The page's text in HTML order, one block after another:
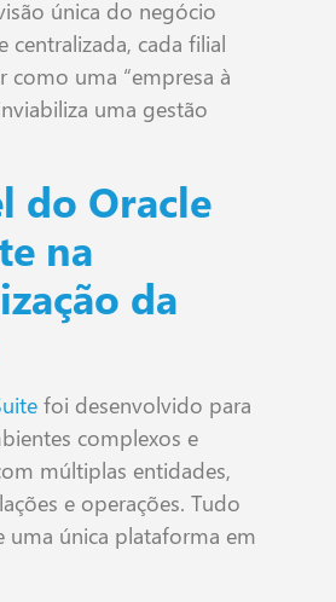
única do negócio
centralizada, cada filial
como uma “empresa à
uma gestão
do Oracle
na
da
foi desenvolvido para
complexos e
múltiplas entidades,
e operações. Tudo
uma única plataforma em